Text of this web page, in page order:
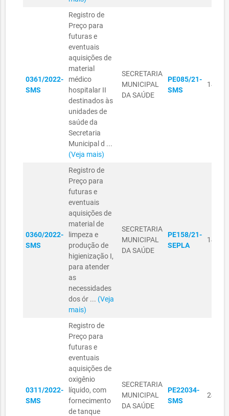
0361/2022-
SMS
Registro de
Preço para
futuras e
eventuais
aquisições de
material
médico
hospitalar II
destinados às
unidades de
saúde da
Secretaria
Municipal d ...
(Veja mais)
SECRETARIA
MUNICIPAL
DA SAÚDE
PE085/21-
SMS
14/
0360/2022-
SMS
Registro de
Preço para
futuras e
eventuais
aquisições de
material de
limpeza e
produção de
higienização I,
para atender
as
necessidades
dos ór ... (Veja
mais)
SECRETARIA
MUNICIPAL
DA SAÚDE
PE158/21-
SEPLA
14/
0311/2022-
SMS
Registro de
Preço para
futuras e
eventuais
aquisições de
oxigênio
líquido, com
fornecimento
de tanque
SECRETARIA
MUNICIPAL
DA SAÚDE
PE22034-
SMS
24/